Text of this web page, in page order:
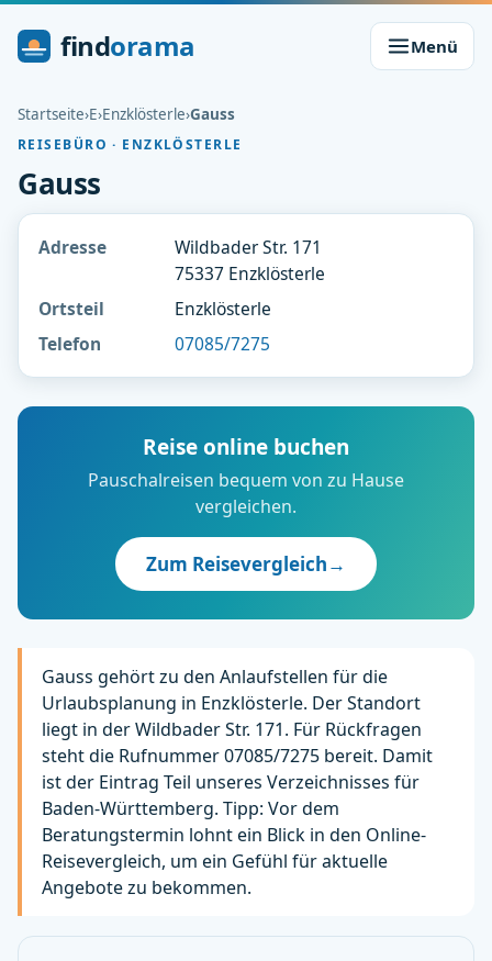
findorama Menü
Startseite›E›Enzklösterle›Gauss
REISEBÜRO · ENZKLÖSTERLE
Gauss
Adresse
Wildbader Str. 171
75337 Enzklösterle
Ortsteil
Enzklösterle
Telefon
07085/7275
Reise online buchen
Pauschalreisen bequem von zu Hause
vergleichen.
Zum Reisevergleich→
Gauss gehört zu den Anlaufstellen für die
Urlaubsplanung in Enzklösterle. Der Standort
liegt in der Wildbader Str. 171. Für Rückfragen
steht die Rufnummer 07085/7275 bereit. Damit
ist der Eintrag Teil unseres Verzeichnisses für
Baden-Württemberg. Tipp: Vor dem
Beratungstermin lohnt ein Blick in den Online-
Reisevergleich, um ein Gefühl für aktuelle
Angebote zu bekommen.